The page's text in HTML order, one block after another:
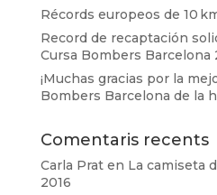
Récords europeos de 10
Record de recaptación
Cursa Bombers Barcelona
¡Muchas gracias por la
Bombers Barcelona de la
Comentaris recents
Carla Praten La camiseta
2016